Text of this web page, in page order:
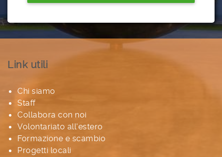
Link utili
Chi siamo
Staff
Collabora con noi
Volontariato all'estero
Formazione e scambio
Progetti locali